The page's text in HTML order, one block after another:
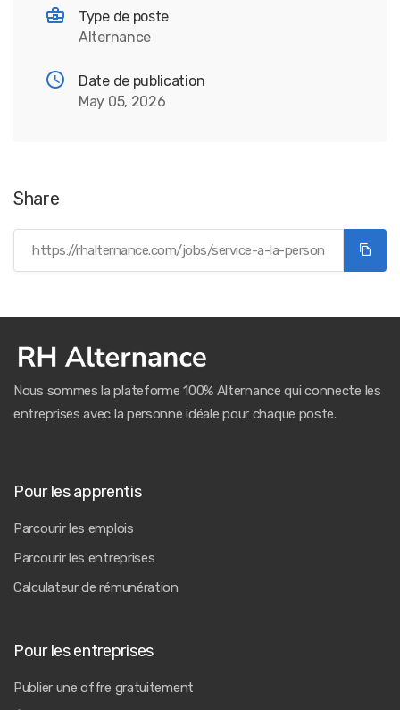
Type de poste
Alternance
Date de publication
May 05, 2026
Share
Nous sommes la plateforme 100% Alternance qui connecte les
entreprises avec la personne idéale pour chaque poste.
Pour les apprentis
Parcourir les emplois
Parcourir les entreprises
Calculateur de rémunération
Pour les entreprises
Publier une offre gratuitement